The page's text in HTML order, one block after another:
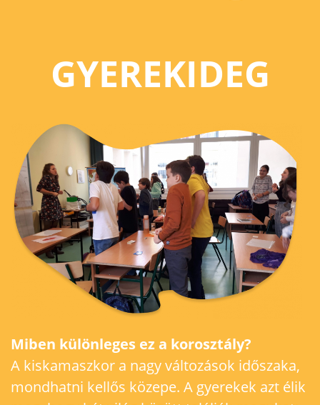
GYEREKIDEG
Miben különleges ez a korosztály?
A kiskamaszkor a nagy változások időszaka,
mondhatni kellős közepe. A gyerekek azt élik